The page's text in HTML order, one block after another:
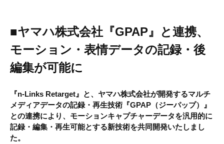
■ヤマハ株式会社『GPAP』と連携、
モーション・表情データの記録・後
編集が可能に
『n-Links Retarget 』と、ヤマハ株式会社が開発するマルチ
メディアデータの記録・再生技術 『GPAP（ジーパップ）』
との連携により、モーションキャプチャーデータを汎用的に
記録・編集・再生可能とする新技術を共同開発いたしまし
た。